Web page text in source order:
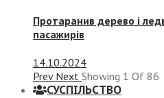
Протаранив дерево і
пасажирів
14.10.2024
Prev Next Showing 1 Of 86
СУСПIЛЬСТВО